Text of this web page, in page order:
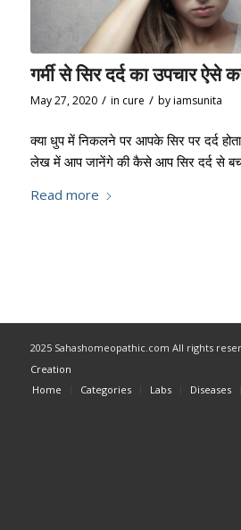
गर्मी से सिर दर्द का उपचार ऐसे
May 27, 2020 / in cure / byiamsunita
क्या धुप में निकलने पर आपके सिर पर दर्द
लेख में आप जानेंगे की कैसे आप सिर दर्द से
Read more
2025 Sahashomeopathic.com All rights
Creation
Home
Categories Labs Diseases